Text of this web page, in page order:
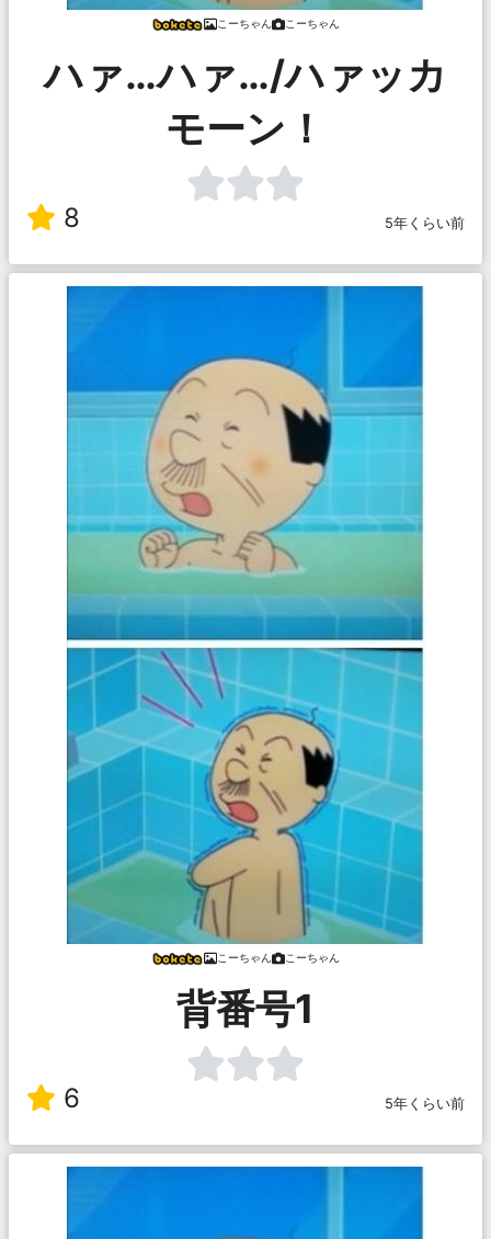
こーちゃん こーちゃん
ハァ…ハァ…/ハァッカ
モーン！
8 5年くらい前
こーちゃん こーちゃん
背番号1
6 5年くらい前